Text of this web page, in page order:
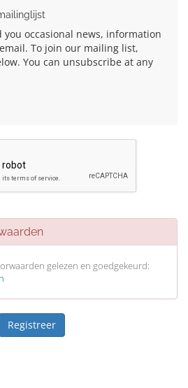
you occasional news, information
To join our mailing list,
You can unsubscribe at any
gelezen en goedgekeurd: